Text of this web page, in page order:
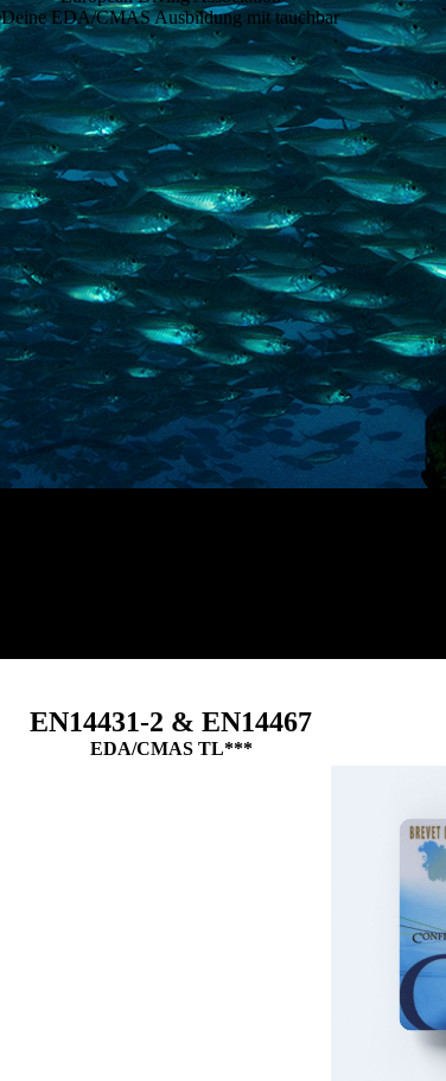
Deine EDA/CMAS Ausbildung mit tauchbar
EN14431-2 & EN14467
EDA/CMAS TL***